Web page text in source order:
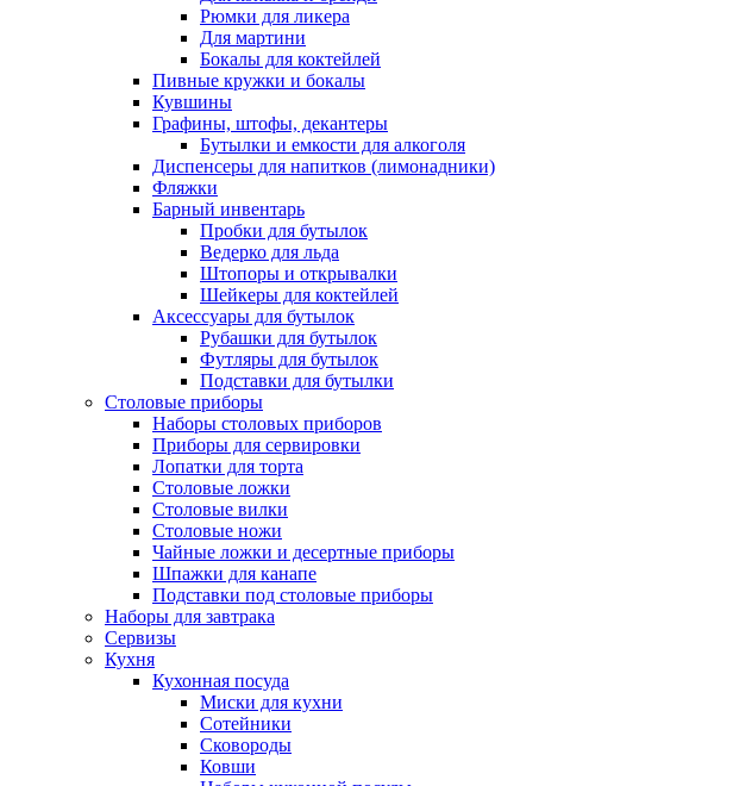
Рюмки для ликера
Для мартини
Бокалы для коктейлей
Пивные кружки и бокалы
Кувшины
Графины, штофы, декантеры
Бутылки и емкости для алкоголя
Диспенсеры для напитков (лимонадники)
Фляжки
Барный инвентарь
Пробки для бутылок
Ведерко для льда
Штопоры и открывалки
Шейкеры для коктейлей
Аксессуары для бутылок
Рубашки для бутылок
Футляры для бутылок
Подставки для бутылки
Столовые приборы
Наборы столовых приборов
Приборы для сервировки
Лопатки для торта
Столовые ложки
Столовые вилки
Столовые ножи
Чайные ложки и десертные приборы
Шпажки для канапе
Подставки под столовые приборы
Наборы для завтрака
Сервизы
Кухня
Кухонная посуда
Миски для кухни
Сотейники
Сковороды
Ковши